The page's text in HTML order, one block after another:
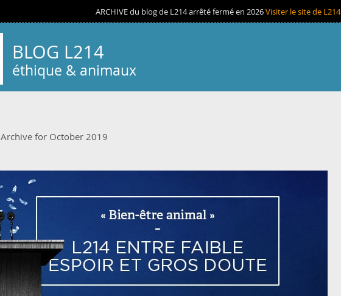
ARCHIVE du blog de L214 arrêté fermé en 2026Visiter le site de L214
BLOG L214
éthique & animaux
Archive for October 2019